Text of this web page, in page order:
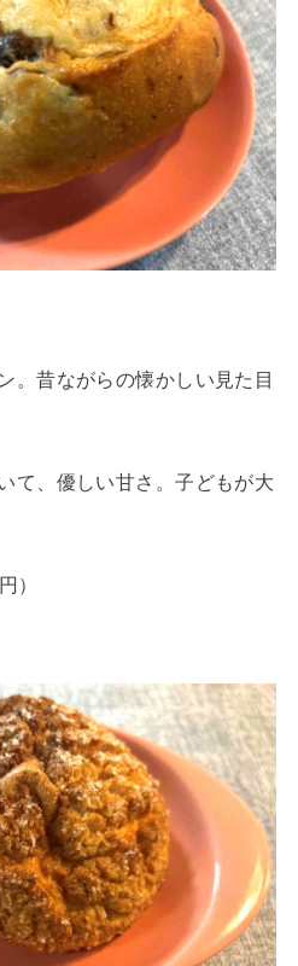
。昔ながらの懐かしい見た目
て、優しい甘さ。子どもが大
）